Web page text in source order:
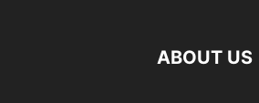
ABOUT US